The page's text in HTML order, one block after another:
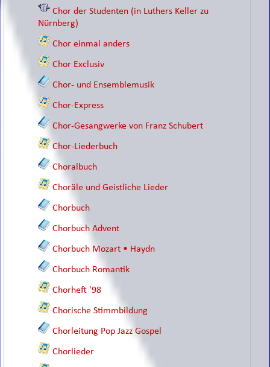
Chor der Studenten (in Luthers Keller zu
Nürnberg)
Chor einmal anders
Chor Exclusiv
Chor- und Ensemblemusik
Chor-Express
Chor-Gesangwerke von Franz Schubert
Chor-Liederbuch
Choralbuch
Choräle und Geistliche Lieder
Chorbuch
Chorbuch Advent
Chorbuch Mozart • Haydn
Chorbuch Romantik
Chorheft '98
Chorische Stimmbildung
Chorleitung Pop Jazz Gospel
Chorlieder